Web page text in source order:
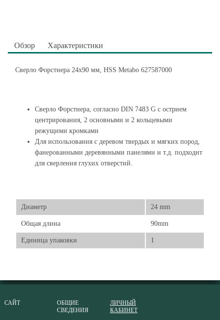
Обзор Характеристики
Сверло Форстнера 24х90 мм, HSS Metabo 627587000
Сверло Форстнера, согласно DIN 7483 G с острием
центрирования, 2 основными и 2 кольцевыми
режущими кромками
Для использования с деревом твердых и мягких пород,
фанерованными деревянными панелями и т.д. подходит
для сверления глухих отверстий.
Диаметр 24 mm
Общая длина 90mm
Единица упаковки 1
САЙТ
ОБЩИЕ
СВЕДЕНИЯ
ЛИЧНЫЙ
КАБИНЕТ